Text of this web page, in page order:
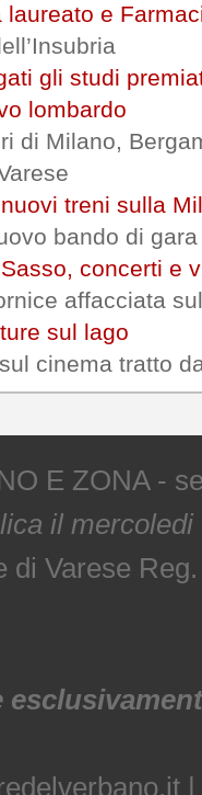
laureato e
gli studi
lombardo
di Milano,
treni sulla
bando di gara
concerti e
affacciata
sul lago
cinema tratto
E ZONA -
il mercoledi
di Varese